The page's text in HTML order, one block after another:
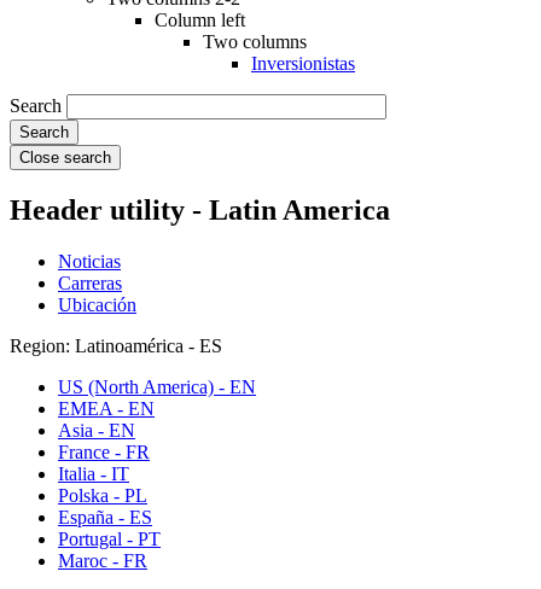
Column left
Two columns
Inversionistas
Search
Close search
Header utility - Latin America
Noticias
Carreras
Ubicación
Region: Latinoamérica - ES
US (North America) - EN
EMEA - EN
Asia - EN
France - FR
Italia - IT
Polska - PL
España - ES
Portugal - PT
Maroc - FR